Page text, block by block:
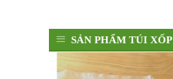
SẢN PHẨM TÚI XỐP